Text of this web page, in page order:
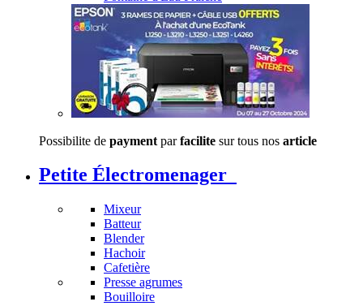
Possibilite de payment parfacilite sur tous nos article
Petite Électromenager
Mixeur
Batteur
Blender
Hachoir
Cafetière
Presse agrumes
Bouilloire